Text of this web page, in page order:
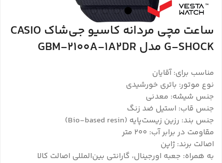
ساعت مچی مردانه کاسیو جی‌شاک CASIO
G-SHOCK مدل GBM-2100A-1A2DR
مناسب برای: آقایان
نوع موتور: باتری خورشیدی
جنس شیشه: معدنی
جنس قاب: استیل ضد زنگ
جنس بند: رزین زیست‌پایه (Bio-based resin)
مقاومت در برابر آب: 200 متر
اصالت برند: ژاپن
به همراه: جعبه اورجینال، گارانتی بین‌المللی اصالت کالا